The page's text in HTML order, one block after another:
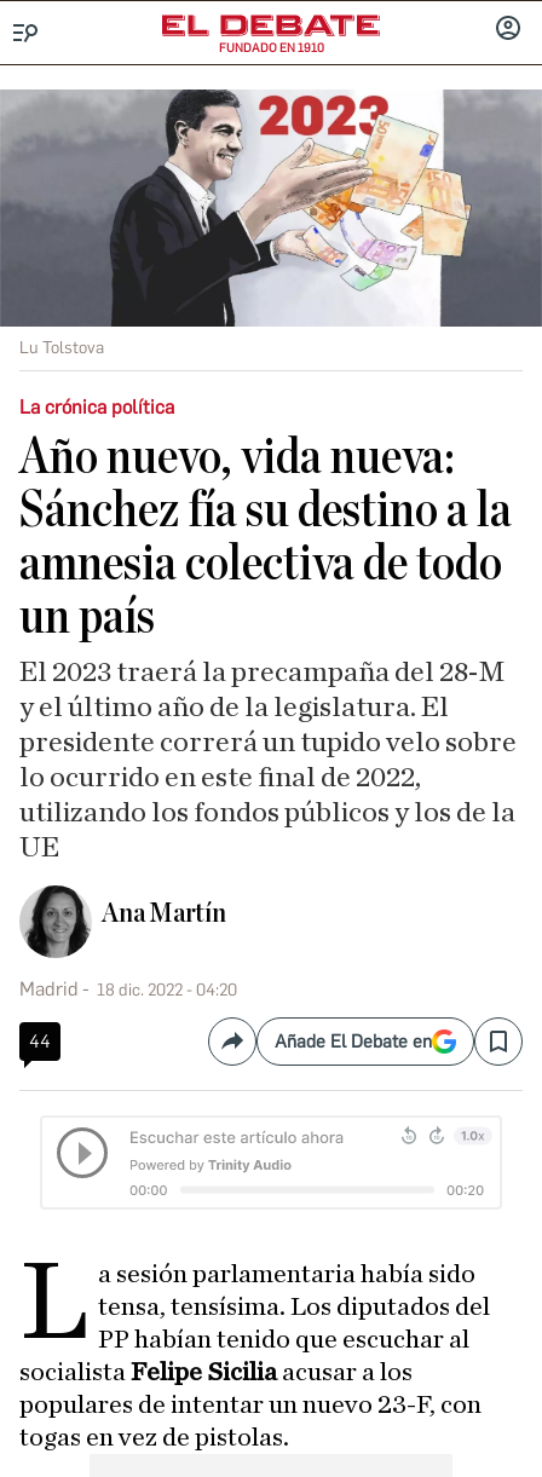
FUNDADO EN 1910
Lu Tolstova
La crónica política
Año nuevo, vida nueva:
Sánchez fía su destino a la
amnesia colectiva de todo
un país
El 2023 traerá la precampaña del 28-M
y el último año de la legislatura. El
presidente correrá un tupido velo sobre
lo ocurrido en este final de 2022,
utilizando los fondos públicos y los de la
UE
Ana Martín
Madrid 18 dic. 2022 - 04:20
44 CompartirAñade El Debate en Save
L a sesión parlamentaria había sido
tensa, tensísima. Los diputados del
PP habían tenido que escuchar al
socialista Felipe Siciliaacusar a los
populares de intentar un nuevo 23-F, con
togas en vez de pistolas.